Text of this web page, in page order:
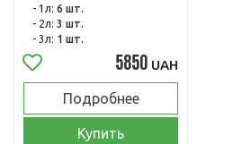
- 1л: 6 шт.
- 2л: 3 шт.
- 3л: 1 шт.
5850 UAH
Подробнее
Купить